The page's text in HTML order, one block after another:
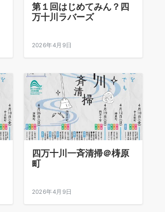
第１回はじめてみん？四
万十川ラバーズ
2026年4月9日
四万十川一斉清掃＠梼原
町
2026年4月9日